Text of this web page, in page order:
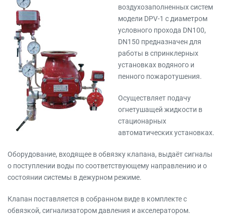
воздухозаполненных систем
модели DPV-1 с диаметром
условного прохода DN100,
DN150 предназначен для
работы в спринклерных
установках водяного и
пенного пожаротушения.
Осуществляет подачу
огнетушащей жидкости в
стационарных
автоматических установках.
Оборудование, входящее в обвязку клапана, выдаёт сигналы
о поступлении воды по соответствующему направлению и о
состоянии системы в дежурном режиме.
Клапан поставляется в собранном виде в комплекте с
обвязкой, сигнализатором давления и акселератором.